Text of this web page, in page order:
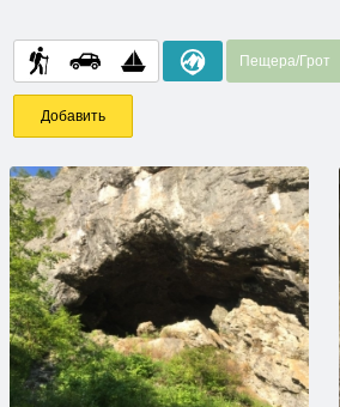
Пещера/Грот
Добавить